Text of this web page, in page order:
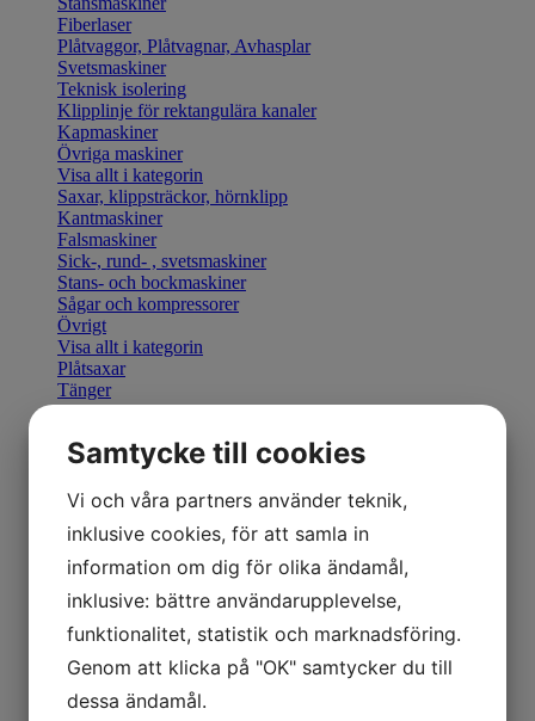
Fiberlaser
Plåtvaggor, Plåtvagnar, Avhasplar
Svetsmaskiner
Teknisk isolering
Klipplinje för rektangulära kanaler
Kapmaskiner
Övriga maskiner
Visa allt i kategorin
Saxar, klippsträckor, hörnklipp
Kantmaskiner
Falsmaskiner
Sick-, rund- , svetsmaskiner
Stans- och bockmaskiner
Sågar och kompressorer
Övrigt
Visa allt i kategorin
Plåtsaxar
Tänger
Bocka & Forma
Elhandverktyg
Saxar & Knivar
Hammare & klubbor
Övriga produkter
Övriga verktyg
Visa allt i kategorin
Visa allt i kategorin
Manuella kantmaskiner
Motordrivna kantmaskiner
Retrofit U-Bend styrning
Visa allt i kategorin
Hydraulisk Gradsax
Samtycke till cookies
Vi och våra partners använder teknik,
inklusive cookies, för att samla in
information om dig för olika ändamål,
inklusive: bättre användarupplevelse,
funktionalitet, statistik och marknadsföring.
Genom att klicka på "OK" samtycker du till
dessa ändamål.